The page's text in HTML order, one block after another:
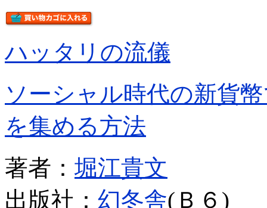
ハッタリの流儀
ソーシャル時代の新貨
を集める方法
著者： 堀江貴文
出版社： 幻冬舎(Ｂ６)